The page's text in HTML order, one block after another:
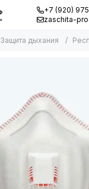
+7 (920)
zaschita-
Защита дыхания